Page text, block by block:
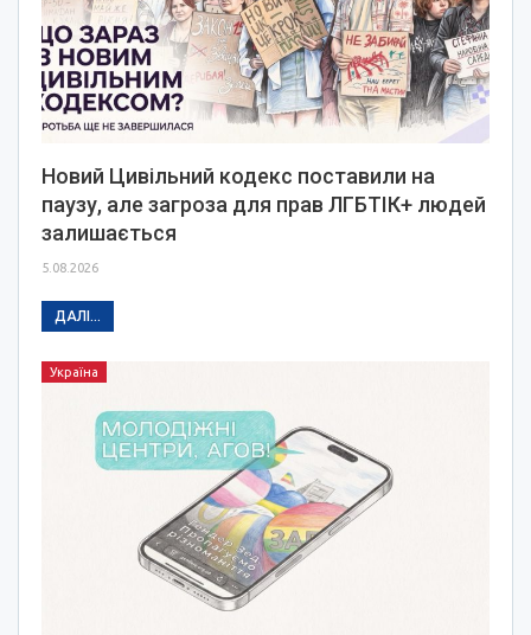
Новий Цивільний кодекс поставили на
паузу, але загроза для прав ЛГБТІК+ людей
залишається
5.08.2026
ДАЛІ...
Україна